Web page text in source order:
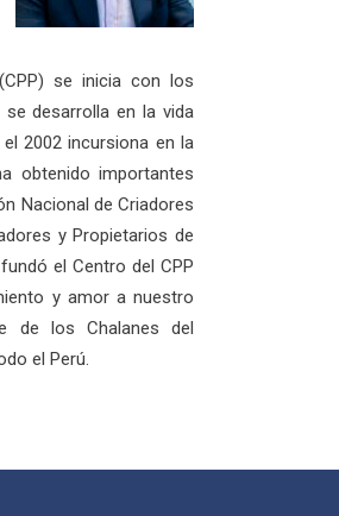
se inicia con los
desarrolla en la vida
2002 incursiona en la
obtenido importantes
Nacional de Criadores
y Propietarios de
el Centro del CPP
y amor a nuestro
de los Chalanes del
el Perú.